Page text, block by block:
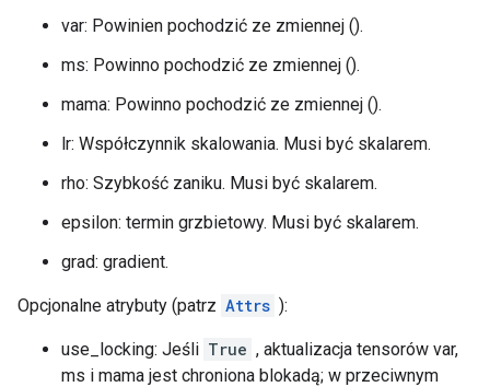
var: Powinien pochodzić ze zmiennej ().
ms: Powinno pochodzić ze zmiennej ().
mama: Powinno pochodzić ze zmiennej ().
lr: Współczynnik skalowania. Musi być skalarem.
rho: Szybkość zaniku. Musi być skalarem.
epsilon: termin grzbietowy. Musi być skalarem.
grad: gradient.
Opcjonalne atrybuty (patrz Attrs ):
use_locking: Jeśli True , aktualizacja tensorów var,
ms i mama jest chroniona blokadą; w przeciwnym